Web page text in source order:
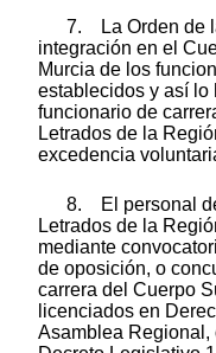
7. La Orden de
integración en el
Murcia de los
establecidos y así lo
funcionario de
Letrados de la
excedencia
8. El personal
Letrados de la
mediante
de oposición, o
carrera del Cuerpo
licenciados en
Asamblea Regional,